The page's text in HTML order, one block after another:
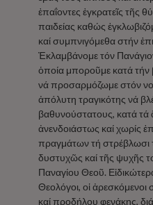
ἐπαΐοντες ἐγκρατεῖς τῆς
παιδείας καθώς
καί συμπνιγόμεθα στήν
Ἐκλαμβάνομε τόν
ὁποία μποροῦμε κατά τήν
νά προσαρμόζωμε στόν
ἀπόλυτη τραγικότης νά
βαθυνούστατους, κατά τά
ἀνενδοιάστως καί χωρίς
πραγμάτων τή στρέβλωσι
δυστυχῶς καί τῆς ψυχῆς
Παναγίου Θεοῦ.
Θεολόγοι, οἱ ἀρεσκόμενοι
καί προδήλου φενάκης,